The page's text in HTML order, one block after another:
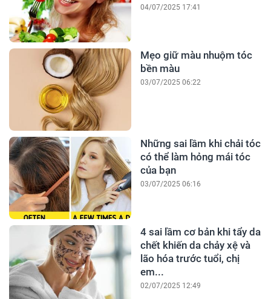
04/07/2025 17:41
Mẹo giữ màu nhuộm tóc
bền màu
03/07/2025 06:22
Những sai lầm khi chải tóc
có thể làm hỏng mái tóc
của bạn
03/07/2025 06:16
4 sai lầm cơ bản khi tẩy da
chết khiến da chảy xệ và
lão hóa trước tuổi, chị
em...
02/07/2025 12:49